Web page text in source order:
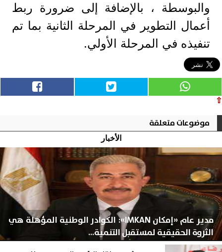
والبوسطة ، بالإضافة إلى ضرورة ربط
أعمال التطوير في المرحلة الثانية بما تم
تنفيذه في المرحلة الأولي.
⇧
موضوعات متعلقة
الأخبار
مدير عام «إمكان IMKAN»: الكوادر الوطنية المؤهلة هي
الثروة الحقيقية لمستقبل التنمية...